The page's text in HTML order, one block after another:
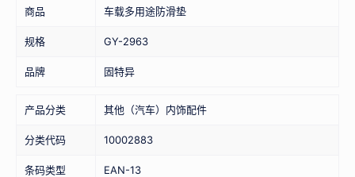
商品 车载多用途防滑垫
规格 GY-2963
品牌 固特异
产品分类 其他（汽车）内饰配件
分类代码 10002883
条码类型 EAN-13